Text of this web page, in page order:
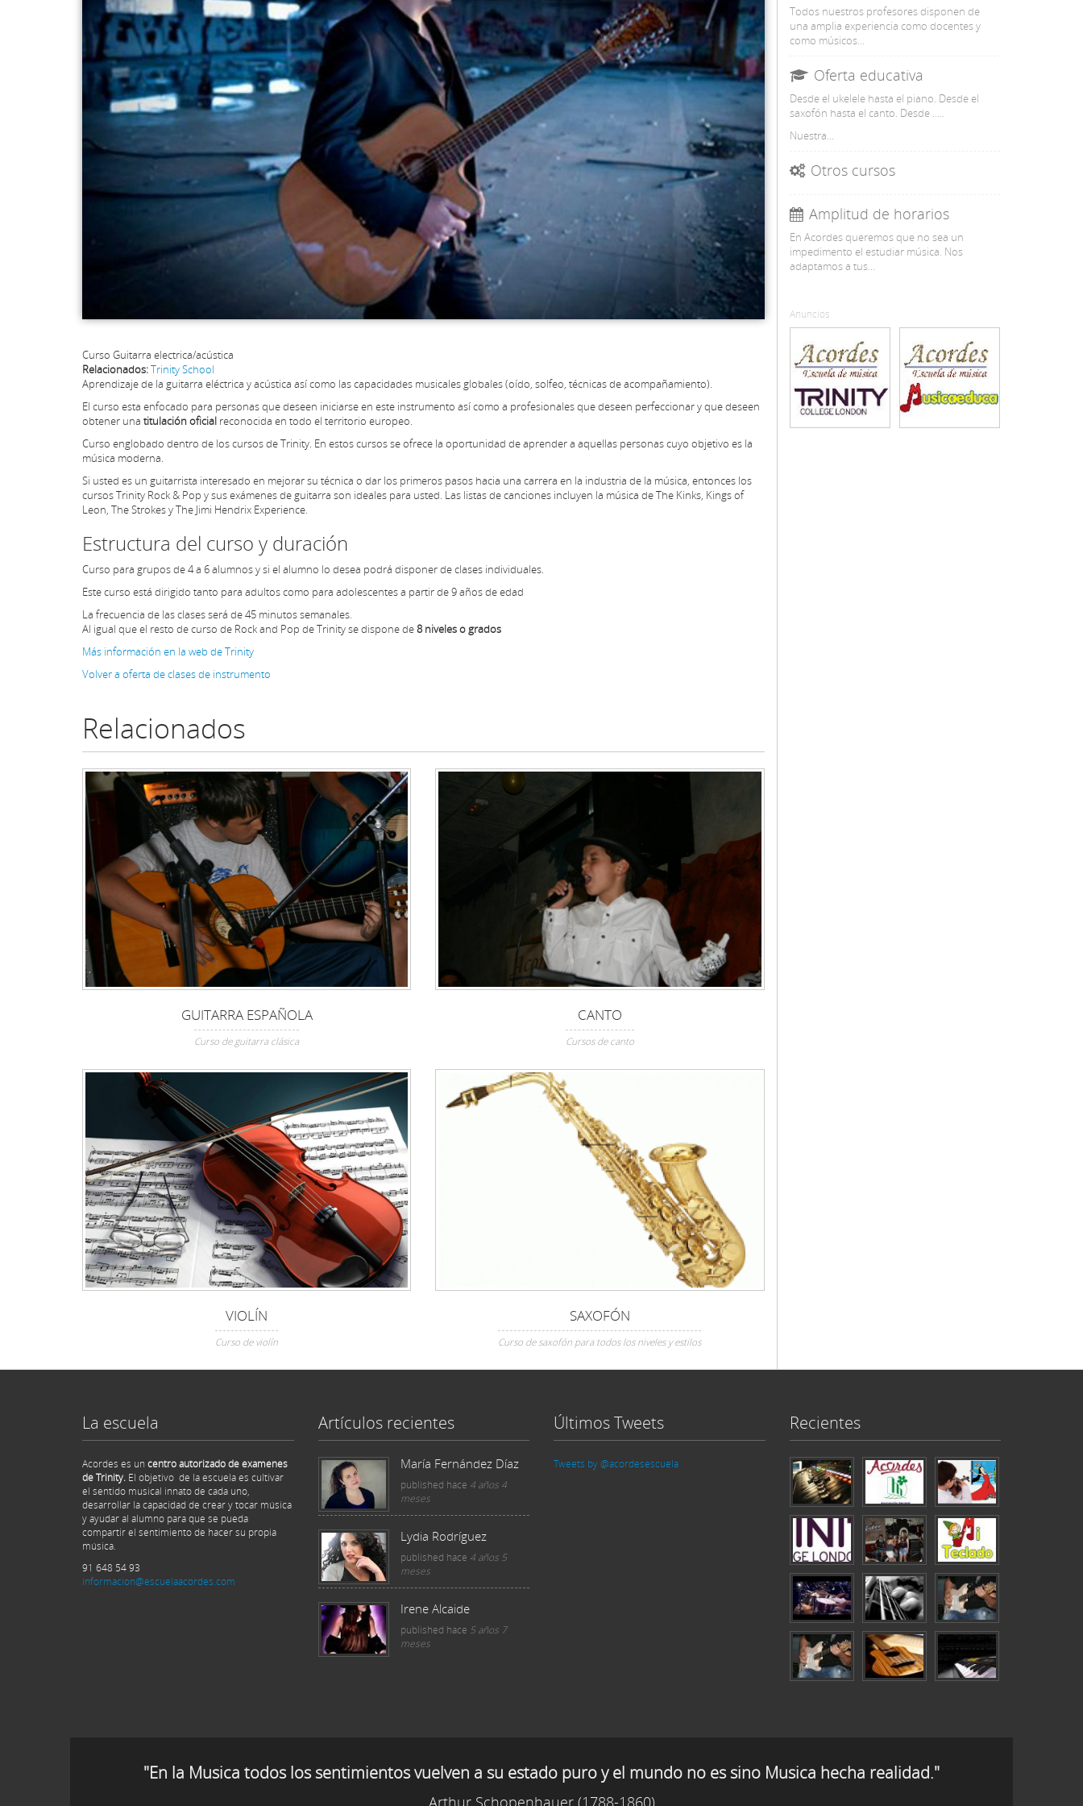
Curso Guitarra electrica/acústica
Relacionados:Trinity School
Aprendizaje de la guitarra eléctrica y acústica así como las capacidades musicales globales (oído, solfeo, técnicas de acompañamiento).
El curso esta enfocado para personas que deseen iniciarse en este instrumento así como a profesionales que deseen perfeccionar y que deseen
obtener una titulación oficial reconocida en todo el territorio europeo.
Curso englobado dentro de los cursos de Trinity. En estos cursos se ofrece la oportunidad de aprender a aquellas personas cuyo objetivo es la
música moderna.
Si usted es un guitarrista interesado en mejorarsu técnica o dar los primeros pasos hacia una carrera en la industria de la música, entonces los
cursos Trinity Rock & Pop y sus exámenesde guitarra son ideales para usted. Las listas de canciones incluyen la música de The Kinks, Kings of
Leon, The StrokesyThe Jimi Hendrix Experience.
Estructura del curso y duración
Curso para grupos de 4 a 6 alumnos y si el alumno lo desea podrá disponer de clases individuales.
Este curso está dirigido tanto para adultos como para adolescentes a partir de 9 años de edad
La frecuencia de las clases será de 45 minutos semanales.
Al igual que el resto de curso de Rock and Pop de Trinity se dispone de8 niveles o grados
Más información en la web de Trinity
Volver a oferta de clases de instrumento
Relacionados
GUITARRA ESPAÑOLA
Curso de guitarra clásica
CANTO
Cursos de canto
VIOLÍN
Curso de violín
SAXOFÓN
Curso de saxofón para todos los niveles y estilos
Todos nuestros profesores disponen de
una amplia experiencia como docentes y
como músicos...
Oferta educativa
Desde el ukelele hasta el piano. Desde el
saxofón hasta el canto. Desde .....
Nuestra...
Otros cursos
Amplitud de horarios
En Acordes queremos que no sea un
impedimento el estudiar música. Nos
adaptamos a tus...
Anuncios
La escuela
Acordes es un centro autorizado de examenes
de Trinity. El objetivo de la escuela es cultivar
el sentido musical innato de cada uno,
desarrollar la capacidad de crear y tocar música
y ayudar al alumno para que se pueda
compartir el sentimiento de hacer su propia
música.
91 648 54 93
informacion@escuelaacordes.com
Artículos recientes
María Fernández Díaz
published hace 4 años 4
meses
Lydia Rodríguez
published hace 4 años 5
meses
Irene Alcaide
published hace 5 años 7
meses
Últimos Tweets
Tweets by @acordesescuela
Recientes
"En la Musica todos los sentimientos vuelven a su estado puro y el mundo no es sino Musica hecha realidad."
Arthur Schopenhauer (1788-1860)